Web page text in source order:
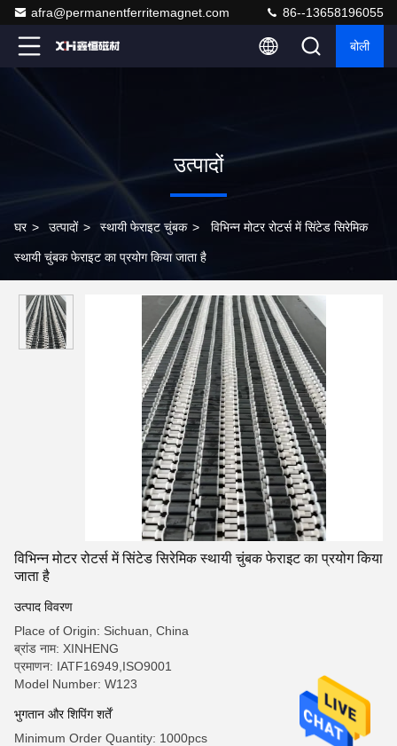
afra@permanentferritemagnet.com 86--13658196055
बोली
उत्पादों
घर > उत्पादों > स्थायी फेराइट चुंबक > विभिन्न मोटर रोटर्स में सिंटेड सिरेमिक
स्थायी चुंबक फेराइट का प्रयोग किया जाता है
विभिन्न मोटर रोटर्स में सिंटेड सिरेमिक स्थायी चुंबक फेराइट का प्रयोग किया
जाता है
उत्पाद विवरण
Place of Origin: Sichuan, China
ब्रांड नाम: XINHENG
प्रमाणन: IATF16949,ISO9001
Model Number: W123
भुगतान और शिपिंग शर्तें
Minimum Order Quantity: 1000pcs